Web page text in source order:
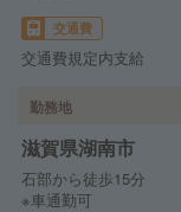
交通費
交通費規定内支給
勤務地
滋賀県湖南市
石部から徒歩15分
※車通勤可